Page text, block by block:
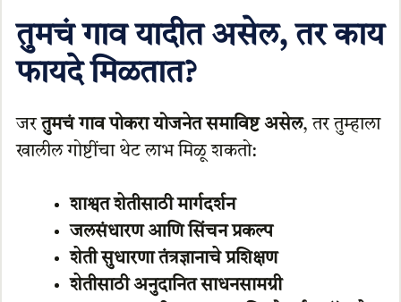
तुमचं गाव यादीत असेल, तर काय
फायदे मिळतात?
जरतुमचं गाव पोकरा योजनेत समाविष्ट असेल, तर तुम्हाला
खालील गोष्टींचा थेट लाभ मिळू शकतो:
शाश्वत शेतीसाठी मार्गदर्शन
जलसंधारण आणि सिंचन प्रकल्प
शेती सुधारणा तंत्रज्ञानाचे प्रशिक्षण
शेतीसाठी अनुदानित साधनसामग्री